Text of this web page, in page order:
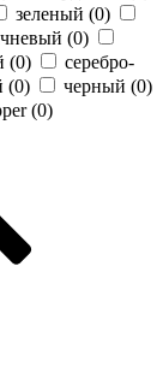
зеленый (0)
(0)
(0)
серебро-
(0) черный (0)
(0)